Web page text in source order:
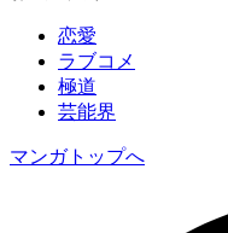
恋愛
ラブコメ
極道
芸能界
マンガトップへ